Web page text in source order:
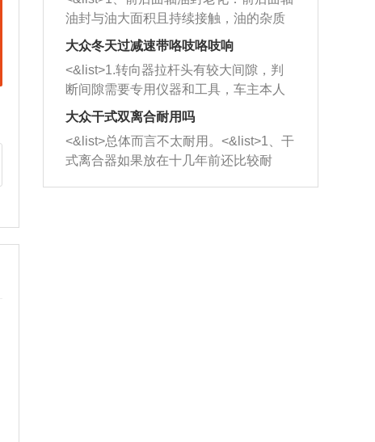
的堵塞，就需要将三元催化器泡在草酸
洗剂对堵塞的情况得到解决，将清洗剂
放在燃油箱中，与燃油混合后，车辆启
动时，就可以和汽油一起进入到燃烧
室，最后形成废气排出，就可以让三元
催化器得到清洗，排气管堵塞的情况就
能够得到解决。
一圈半的练习，往右同样也要打相同的
圈数。 <&list>3、最后强调要反复练
习，这样就可以形成肌肉记忆，在真实
驾驶车辆时，不需要记忆也能打好方
向。
油封与油大面积且持续接触，油的杂质
和发动机内持续温度变化使其密封效果
逐渐减弱，导致渗油或漏油。<&list>2、
活塞间隙过大：积碳会使活塞环与缸体
的间隙扩大，导致机油流入燃烧室中，
造成烧机油。<&list>3、机油粘度。使用
机油粘度过小的话，同样会有烧机油现
象，机油粘度过小具有很好的流动性，
大众冬天过减速带咯吱咯吱响
<&list>1.转向器拉杆头有较大间隙，判
断间隙需要专用仪器和工具，车主本人
无法制作，需要将车辆送到修理厂或4s
店；<&list>2.车辆半轴套管防尘罩破
裂，破裂后会出现漏油现象，使半轴磨
损严重，磨损的半轴容易损坏，产生异
响；<&list>3.稳定器的转向胶套和球头
大众干式双离合耐用吗
<&list>总体而言不太耐用。<&list>1、干
式离合器如果放在十几年前还比较耐